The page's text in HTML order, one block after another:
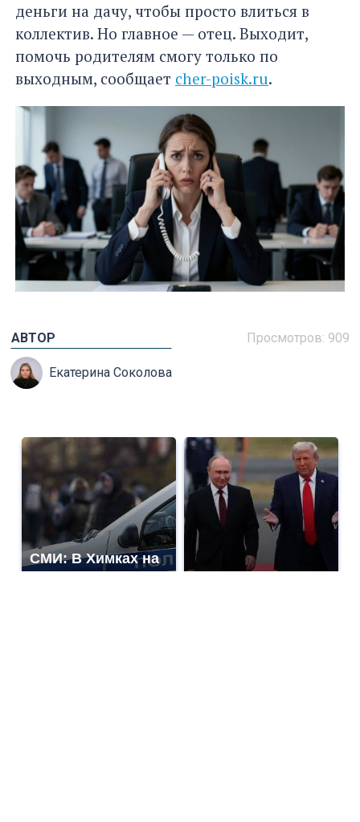
деньги на дачу, чтобы просто влиться в
коллектив. Но главное — отец. Выходит,
помочь родителям смогу только по
выходным, сообщает cher-poisk.ru.
Просмотров: 909
АВТОР
Екатерина Соколова
СМИ: В Химках на